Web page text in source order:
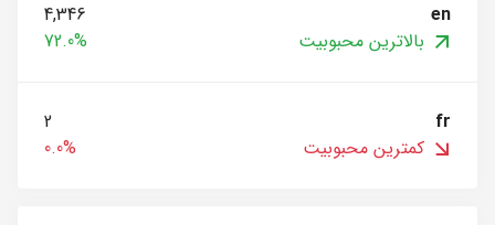
en
4,346
بالاترین محبوبیت
72.0%
fr
2
کمترین محبوبیت
0.0%